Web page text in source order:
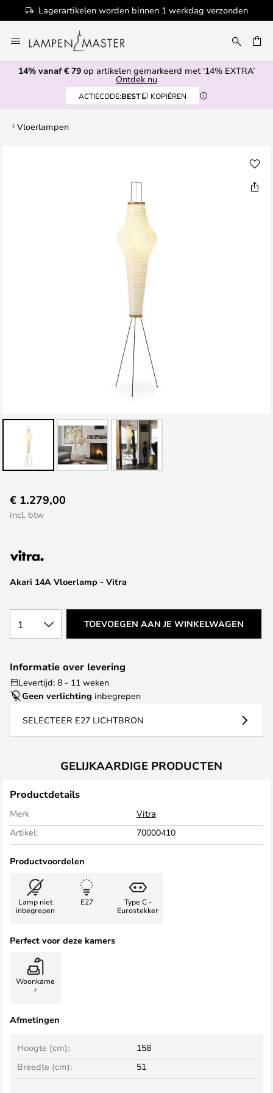
Lagerartikelen worden binnen 1 werkdag verzonden
naar
de
inhoud
14% vanaf € 79 op artikelen gemarkeerd met ‘14% EXTRA’
Ontdek nu
ACTIECODE:BEST KOPIËREN
Vloerlampen
naar
het
afbeeldingen-
Akari 14A Vloerlamp - Vitra
€ 1.279,00
incl. btw
1 TOEVOEGEN AAN JE WINKELWAGEN
Informatie over levering
Levertijd: 8 - 11 weken
Geen verlichting inbegrepen
SELECTEER E27 LICHTBRON
GELIJKAARDIGE PRODUCTEN
Productdetails
Merk
Vitra
Artikel:
70000410
Productvoordelen
Lamp niet
inbegrepen
E27
Type C -
Eurostekker
Perfect voor deze kamers
Woonkame
r
Afmetingen
Breedte (cm): 51
Hoogte (cm): 158